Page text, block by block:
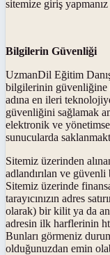
sitemize giriş
Bilgilerin Güvenliği
UzmanDil Eğitim
bilgilerinin güvenliğine
adına en ileri
güvenliğini sağlamak
elektronik ve
sunucularda
Sitemiz üzerinden
adlandırılan ve güvenli
Sitemiz üzerinde
tarayıcınızın adres
olarak) bir kilit ya da
adresin ilk harflerinin
Bunları görmeniz
olduğunuzdan emin